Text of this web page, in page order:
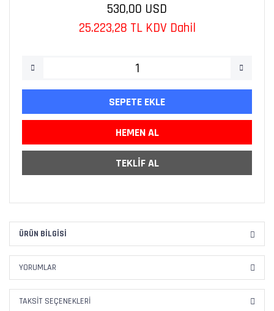
530,00 USD
25.223,28 TL KDV Dahil
SEPETE EKLE
HEMEN AL
TEKLİF AL
ÜRÜN BILGISI
YORUMLAR
TAKSIT SEÇENEKLERI